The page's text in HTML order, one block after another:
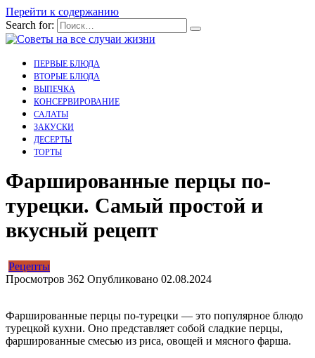
Перейти к содержанию
Search for:
ПЕРВЫЕ БЛЮДА
ВТОРЫЕ БЛЮДА
ВЫПЕЧКА
КОНСЕРВИРОВАНИЕ
САЛАТЫ
ЗАКУСКИ
ДЕСЕРТЫ
ТОРТЫ
Фаршированные перцы по-
турецки. Самый простой и
вкусный рецепт
Рецепты
Просмотров 362 Опубликовано 02.08.2024
Фаршированные перцы по-турецки — это популярное блюдо
турецкой кухни. Оно представляет собой сладкие перцы,
фаршированные смесью из риса, овощей и мясного фарша.